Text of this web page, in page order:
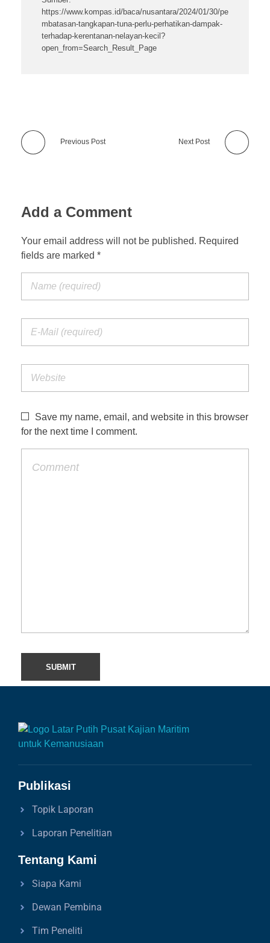
https://www.kompas.id/baca/nusantara/2024/01/30/pe
mbatasan-tangkapan-tuna-perlu-perhatikan-dampak-
terhadap-kerentanan-nelayan-kecil?
open_from=Search_Result_Page
Previous Post Next Post
Add a Comment
Your email address will not be published. Required
fields are marked *
Save my name, email, and website in this browser
for the next time I comment.
Publikasi
Topik Laporan
Laporan Penelitian
Tentang Kami
Siapa Kami
Dewan Pembina
Tim Peneliti